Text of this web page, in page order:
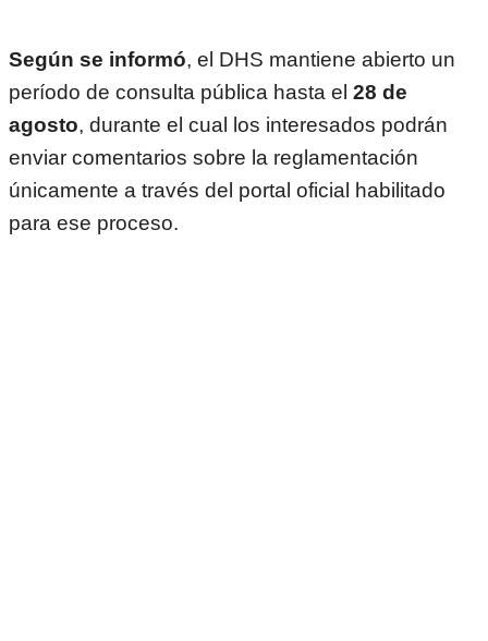
Según se informó, el DHS mantiene abierto un
período de consulta pública hasta el 28 de
agosto, durante el cual los interesados podrán
enviar comentarios sobre la reglamentación
únicamente a través del portal oficial habilitado
para ese proceso.